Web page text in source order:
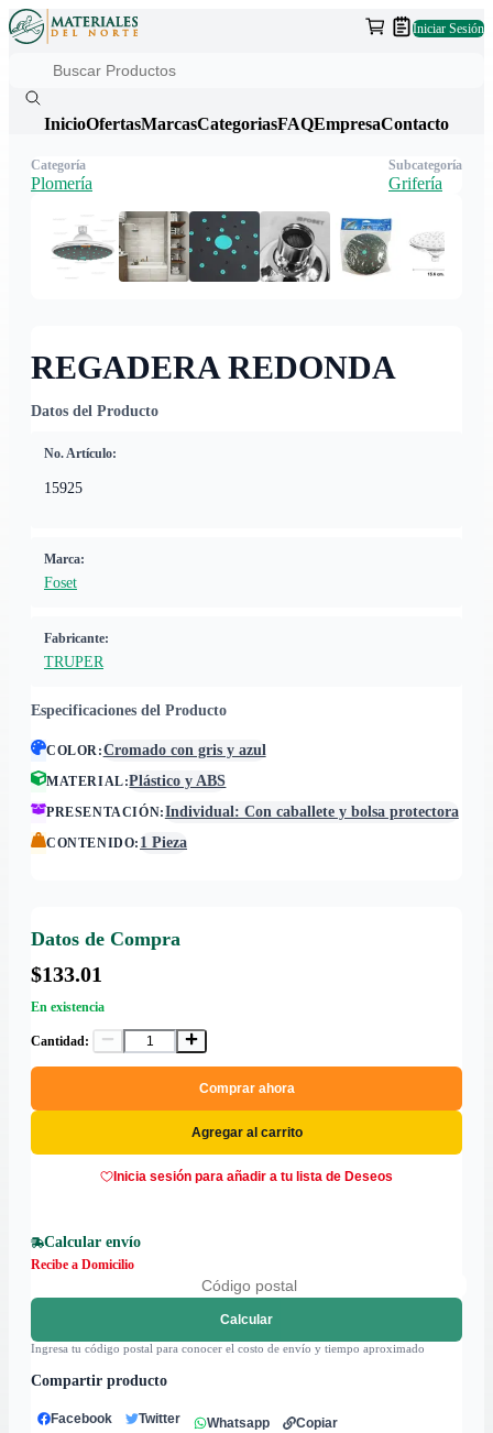
Iniciar Sesión
InicioOfertasMarcasCategoriasFAQEmpresaContacto
REGADERA REDONDA
Datos del Producto
No. Artículo:
15925
Marca:
Foset
Fabricante:
TRUPER
Especificaciones del Producto
COLOR:Cromado con gris y azul
MATERIAL:Plástico y ABS
PRESENTACIÓN:Individual: Con caballete y bolsa protectora
CONTENIDO: 1 Pieza
Datos de Compra
$133.01
En existencia
Cantidad:
Comprar ahora
Agregar al carrito
Inicia sesión para añadir a tu lista de Deseos
Calcular envío
Recibe a Domicilio
Calcular
Ingresa tu código postal para conocer el costo de envío y tiempo aproximado
Compartir producto
Facebook Twitter Whatsapp Copiar
Categoría
Plomería
Subcategoría
Grifería